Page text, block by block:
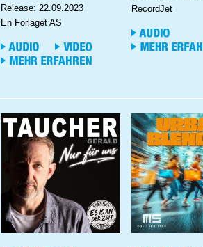
Release: 22.09.2023
En Forlaget AS
RecordJet